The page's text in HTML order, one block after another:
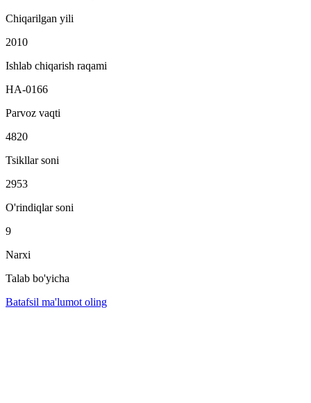
Chiqarilgan yili
2010
Ishlab chiqarish raqami
HA-0166
Parvoz vaqti
4820
Tsikllar soni
2953
O'rindiqlar soni
9
Narxi
Talab bo'yicha
Batafsil ma'lumot oling